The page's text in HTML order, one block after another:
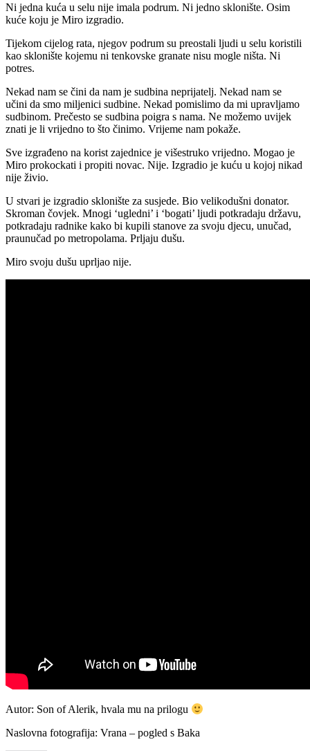
Ni jedna kuća u selu nije imala podrum. Ni jedno sklonište. Osim
kuće koju je Miro izgradio.
Tijekom cijelog rata, njegov podrum su preostali ljudi u selu koristili
kao sklonište kojemu ni tenkovske granate nisu mogle ništa. Ni
potres.
Nekad nam se čini da nam je sudbina neprijatelj. Nekad nam se
učini da smo miljenici sudbine. Nekad pomislimo da mi upravljamo
sudbinom. Prečesto se sudbina poigra s nama. Ne možemo uvijek
znati je li vrijedno to što činimo. Vrijeme nam pokaže.
Sve izgrađeno na korist zajednice je višestruko vrijedno. Mogao je
Miro prokockati i propiti novac. Nije. Izgradio je kuću u kojoj nikad
nije živio.
U stvari je izgradio sklonište za susjede. Bio velikodušni donator.
Skroman čovjek. Mnogi ‘ugledni’ i ‘bogati’ ljudi potkradaju državu,
potkradaju radnike kako bi kupili stanove za svoju djecu, unučad,
praunučad po metropolama. Prljaju dušu.
Miro svoju dušu uprljao nije.
Autor: Son of Alerik, hvala mu na prilogu
Naslovna fotografija: Vrana – pogled s Baka